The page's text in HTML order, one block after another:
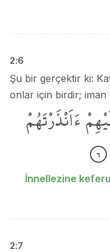
2:6
Şu bir gerçektir ki:
onlar için birdir; iman
ءَاَنْذَرْتَهُمْ
٦
İnnellezine
2:7